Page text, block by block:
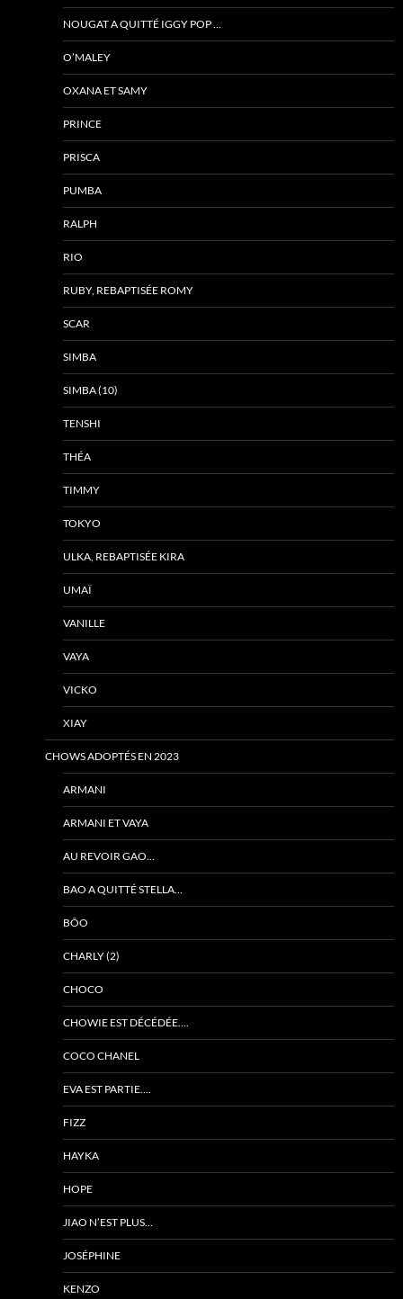
NOUGAT A QUITTÉ IGGY POP …
O’MALEY
OXANA ET SAMY
PRINCE
PRISCA
PUMBA
RALPH
RIO
RUBY, REBAPTISÉE ROMY
SCAR
SIMBA
SIMBA (10)
TENSHI
THÉA
TIMMY
TOKYO
ULKA, REBAPTISÉE KIRA
UMAÏ
VANILLE
VAYA
VICKO
XIAY
CHOWS ADOPTÉS EN 2023
ARMANI
ARMANI ET VAYA
AU REVOIR GAO…
BAO A QUITTÉ STELLA…
BÔO
CHARLY (2)
CHOCO
CHOWIE EST DÉCÉDÉE….
COCO CHANEL
EVA EST PARTIE….
FIZZ
HAYKA
HOPE
JIAO N’EST PLUS…
JOSÉPHINE
KENZO